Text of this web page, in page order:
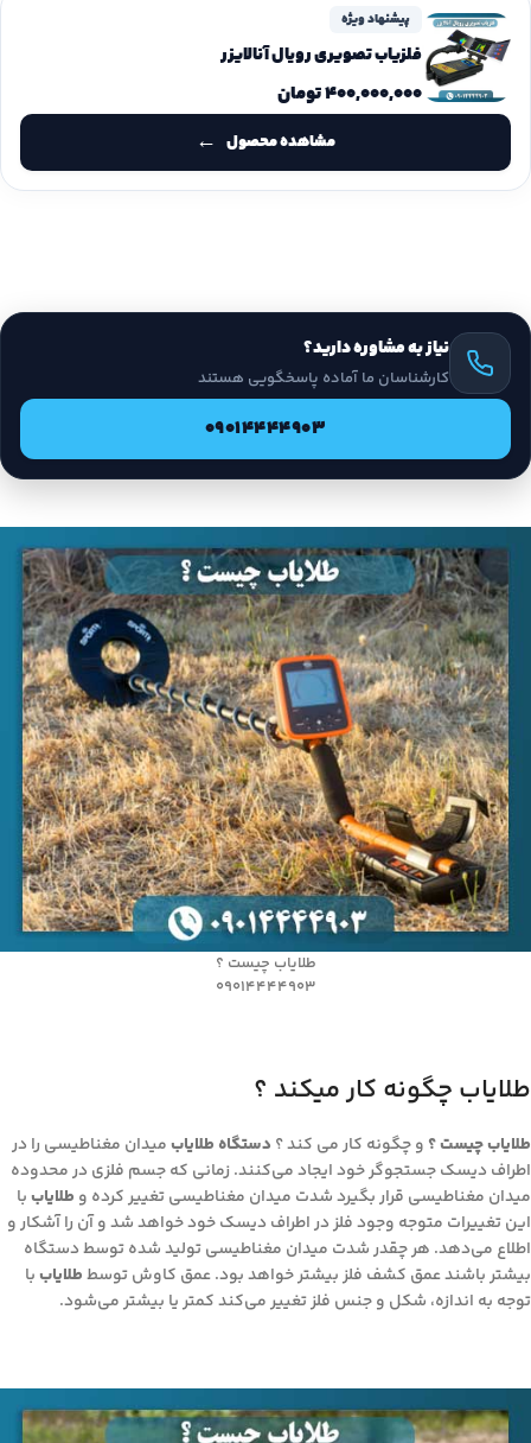
پیشنهاد ویژه
فلزیاب تصویری رویال آنالایزر
۴۰۰,۰۰۰,۰۰۰تومان
مشاهده محصول
نیاز به مشاوره دارید؟
کارشناسان ما آماده پاسخگویی هستند
09014444903
طلایاب چیست ؟
09014444903
طلایاب چگونه کار میکند ؟
طلایاب چیست ؟ و چگونه کار می کند ؟ دستگاه طلایابمیدان مغناطیسی را در
اطراف دیسک جستجوگر خود ایجاد می‌کنند. زمانی که جسم فلزی در محدوده
میدان مغناطیسی قرار بگیرد شدت میدان مغناطیسی تغییر کرده و طلایاببا
این تغییرات متوجه وجود فلز در اطراف دیسک خود خواهد شد و آن را آشکار و
اطلاع می‌دهد. هر چقدر شدت میدان مغناطیسی تولید شده توسط دستگاه
بیشتر باشند عمق کشف فلز بیشتر خواهد بود. عمق کاوش توسططلایاببا
توجه به اندازه، شکل و جنس فلز تغییر می‌کند کمتر یا بیشتر می‌شود.